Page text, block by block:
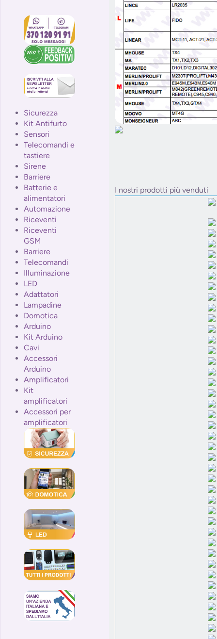
Sicurezza
Kit Antifurto
Sensori
Telecomandi e
tastiere
Sirene
Barriere
Batterie e
alimentatori
Automazione
Riceventi
Riceventi
GSM
Barriere
Telecomandi
Illuminazione
LED
Adattatori
Lampadine
Domotica
Arduino
Kit Arduino
Cavi
Accessori
Arduino
Amplificatori
Kit
amplificatori
Accessori per
amplificatori
I nostri prodotti più venduti